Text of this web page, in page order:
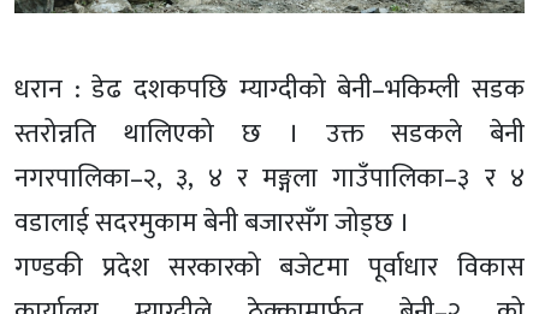
धरान : डेढ दशकपछि म्याग्दीको बेनी–भकिम्ली सडक
स्तरोन्नति थालिएको छ । उक्त सडकले बेनी
नगरपालिका–२, ३, ४ र मङ्गला गाउँपालिका–३ र ४
वडालाई सदरमुकाम बेनी बजारसँग जोड्छ ।
गण्डकी प्रदेश सरकारको बजेटमा पूर्वाधार विकास